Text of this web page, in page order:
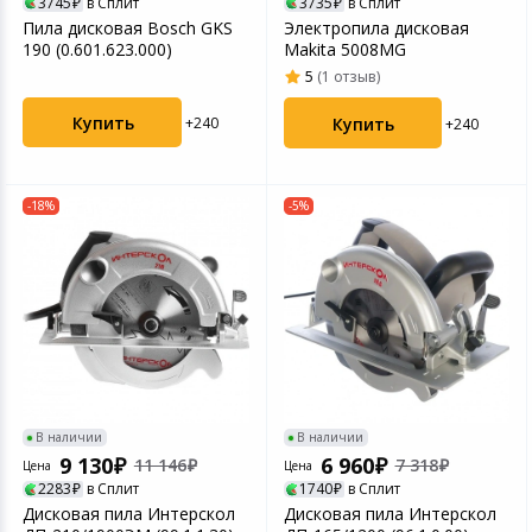
Пила дисковая Bosch GKS
190 (0.601.623.000)
Купить +240
Электропила дисковая
Makita 5008MG
5 (1 отзыв)
Купить +240
-18%
В наличии
Цена
9 130 11 146
2283 в Сплит
Дисковая пила Интерскол
-5%
В наличии
Цена
6 960 7 318
1740 в Сплит
Дисковая пила Интерскол